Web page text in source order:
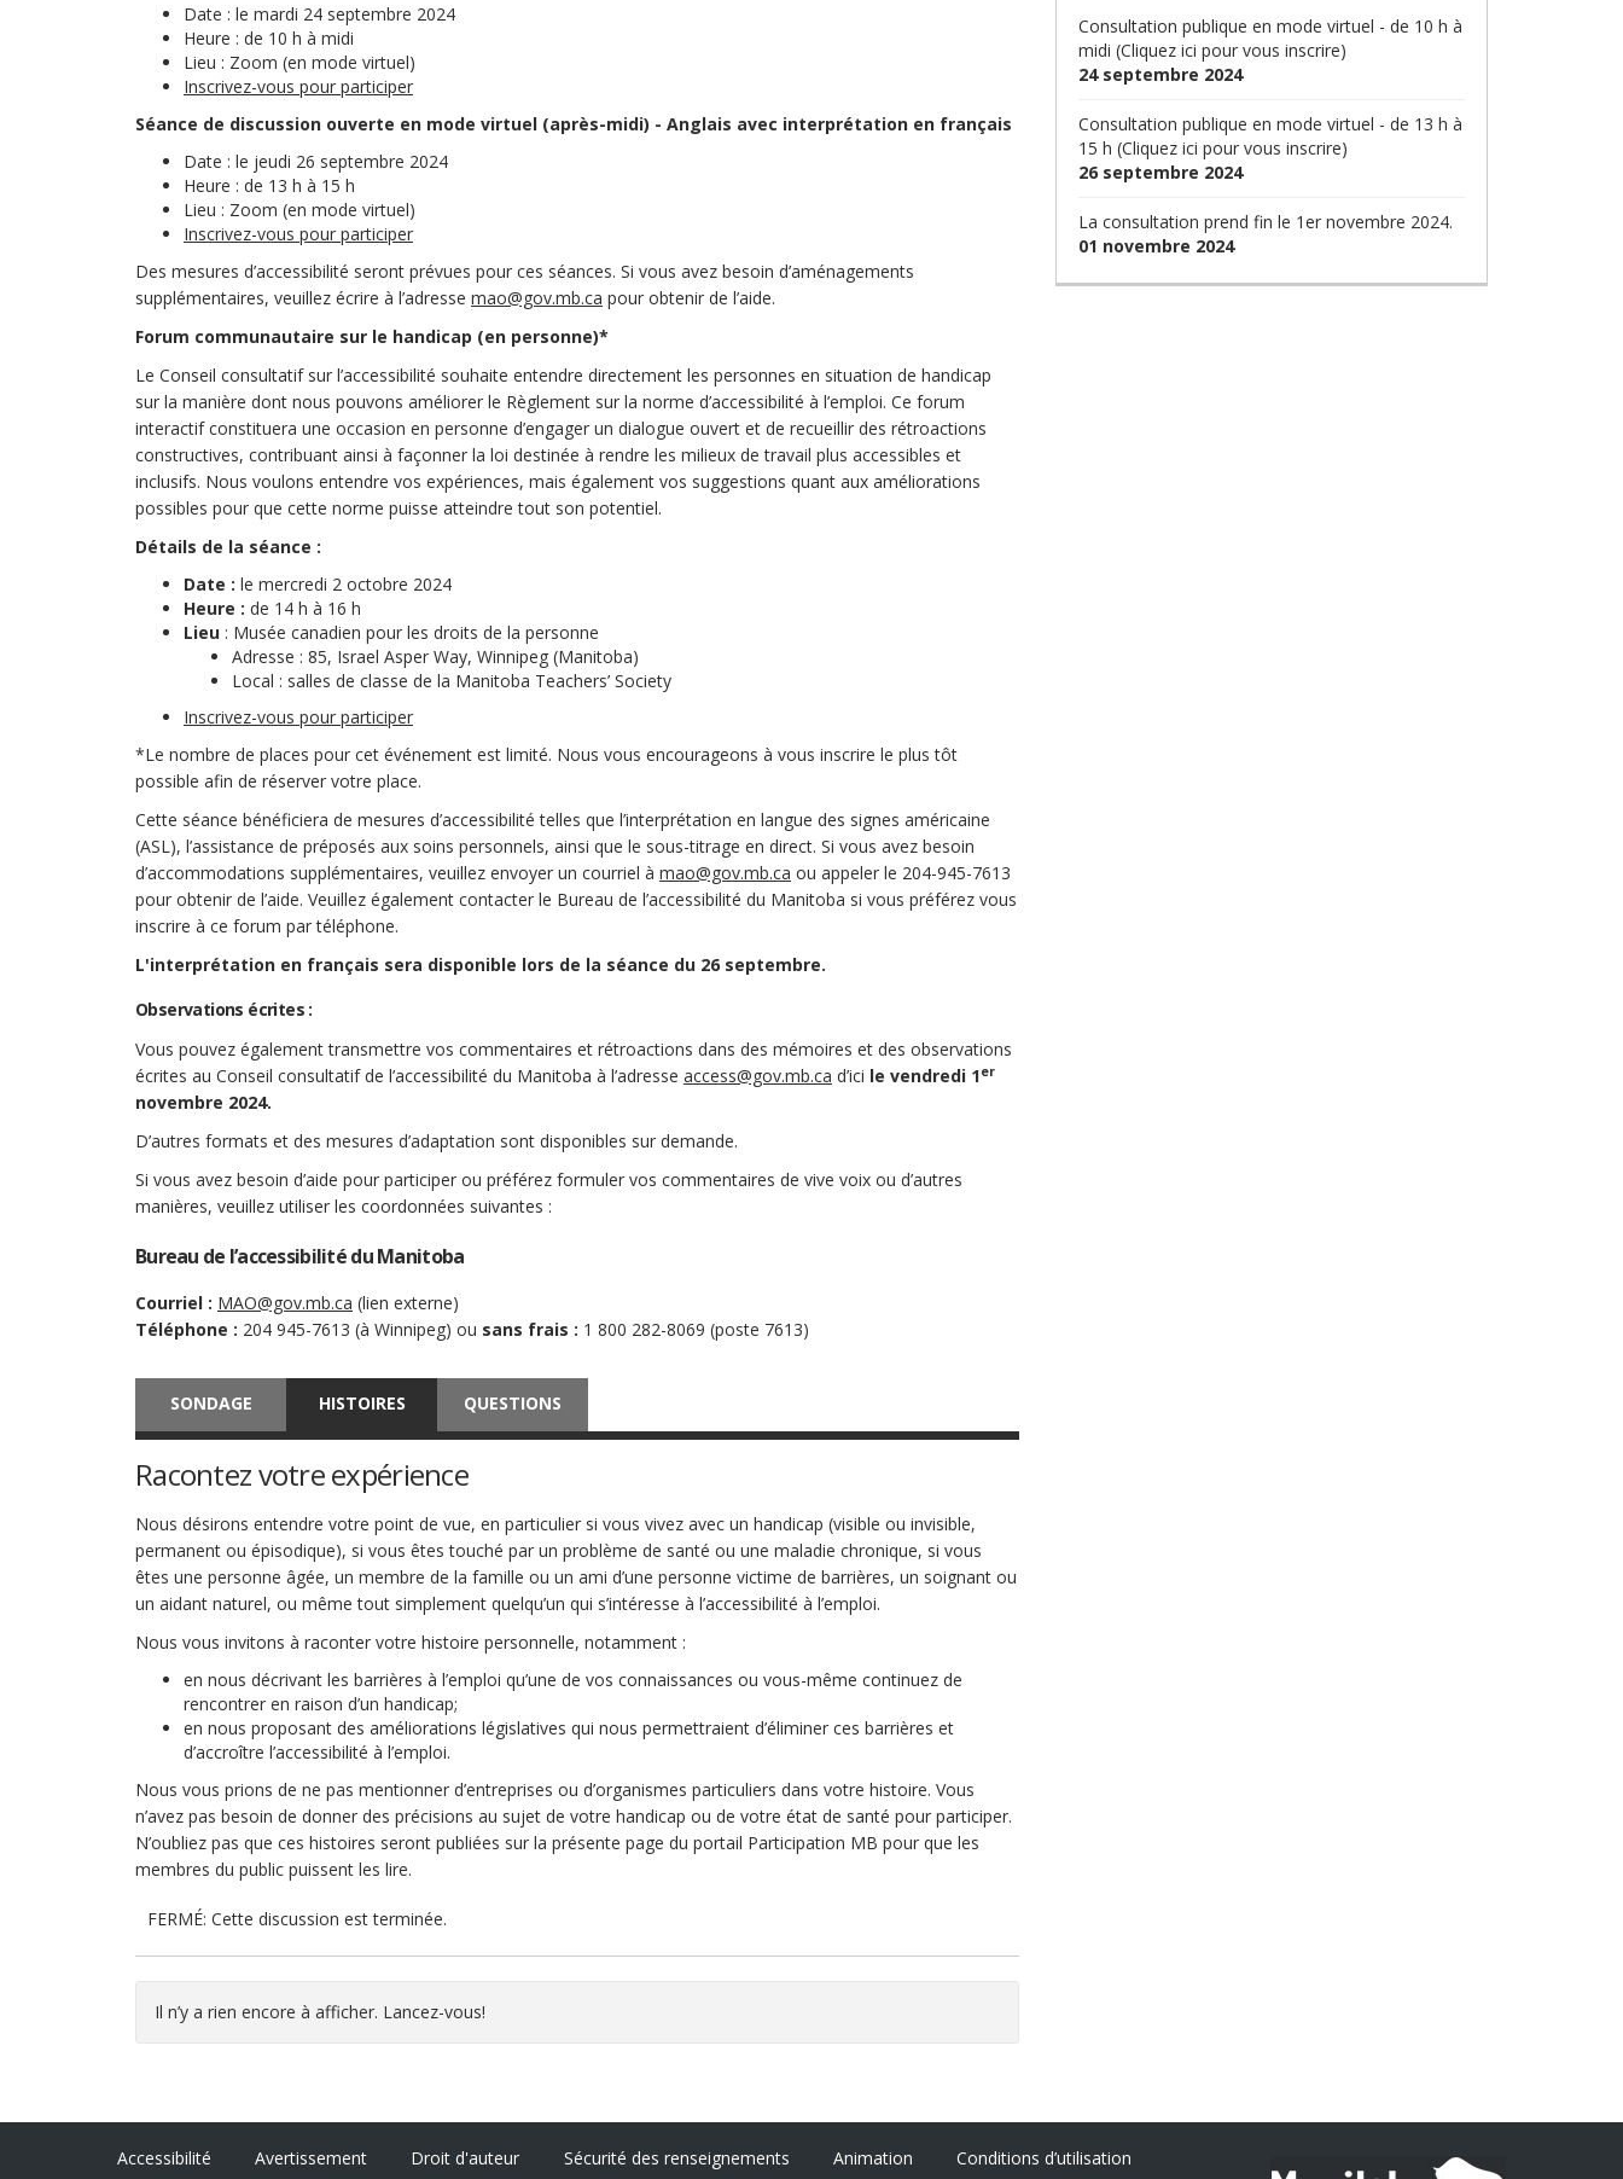
Date : le mardi 24 septembre 2024
Heure : de 10 h à midi
Lieu : Zoom (en mode virtuel)
Inscrivez-vous pour participer(Liens externes)
Séance de discussion ouverte en mode virtuel (après-midi) - Anglais avec interprétation en français
Date : le jeudi 26 septembre 2024
Heure : de 13 h à 15 h
Lieu : Zoom (en mode virtuel)
Inscrivez-vous pour participer(Liens externes)
Des mesures d’accessibilité seront prévues pour ces séances. Si vous avez besoin d’aménagements
supplémentaires, veuillez écrire à l’adresse mao@gov.mb.ca (Liens externes)
pour obtenir de l’aide.
Forum communautaire sur le handicap (en personne)*
Le Conseil consultatif sur l’accessibilité souhaite entendre directement les personnes en situation de handicap
sur la manière dont nous pouvons améliorer le Règlement sur la norme d’accessibilité à l’emploi. Ce forum
interactif constituera une occasion en personne d’engager un dialogue ouvert et de recueillir des rétroactions
constructives, contribuant ainsi à façonner la loi destinée à rendre les milieux de travail plus accessibles et
inclusifs. Nous voulons entendre vos expériences, mais également vos suggestions quant aux améliorations
possibles pour que cette norme puisse atteindre tout son potentiel.
Détails de la séance :
Date : le mercredi 2 octobre 2024
Heure : de 14 h à 16 h
Lieu : Musée canadien pour les droits de la personne
Adresse : 85, Israel Asper Way, Winnipeg (Manitoba)
Local : salles de classe de la Manitoba Teachers’ Society
Inscrivez-vous pour participer(Liens externes)
*Le nombre de places pour cet événement est limité. Nous vous encourageons à vous inscrire le plus tôt
possible afin de réserver votre place.
Cette séance bénéficiera de mesures d’accessibilité telles que l’interprétation en langue des signes américaine
(ASL), l’assistance de préposés aux soins personnels, ainsi que le sous-titrage en direct. Si vous avez besoin
d’accommodations supplémentaires, veuillez envoyer un courriel à mao@gov.mb.ca (Liens externes)
ou appeler le 204-945-7613
pour obtenir de l’aide. Veuillez également contacter le Bureau de l’accessibilité du Manitoba si vous préférez vous
inscrire à ce forum par téléphone.
L'interprétation en français sera disponible lors de la séance du 26 septembre.
Observations écrites :
Vous pouvez également transmettre vos commentaires et rétroactions dans des mémoires et des observations
écrites au Conseil consultatif de l’accessibilité du Manitoba à l’adresse access@gov.mb.ca (Liens externes)
d’ici le vendredi 1er
novembre 2024.
D’autres formats et des mesures d’adaptation sont disponibles sur demande.
Si vous avez besoin d’aide pour participer ou préférez formuler vos commentaires de vive voix ou d’autres
manières, veuillez utiliser les coordonnées suivantes :
Bureau de l’accessibilité du Manitoba
Courriel : MAO@gov.mb.ca (Liens externes)
(lien externe)
Téléphone : 204 945-7613 (à Winnipeg) ou sans frais : 1 800 282-8069 (poste 7613)
SONDAGE HISTOIRES QUESTIONS
Racontez votre expérience
Nous désirons entendre votre point de vue, en particulier si vous vivez avec un handicap (visible ou invisible,
permanent ou épisodique), si vous êtes touché par un problème de santé ou une maladie chronique, si vous
êtes une personne âgée, un membre de la famille ou un ami d’une personne victime de barrières, un soignant ou
un aidant naturel, ou même tout simplement quelqu’un qui s’intéresse à l’accessibilité à l’emploi.
Nous vous invitons à raconter votre histoire personnelle, notamment :
en nous décrivant les barrières à l’emploi qu’une de vos connaissances ou vous-même continuez de
rencontrer en raison d’un handicap;
en nous proposant des améliorations législatives qui nous permettraient d’éliminer ces barrières et
d’accroître l’accessibilité à l’emploi.
Nous vous prions de ne pas mentionner d’entreprises ou d’organismes particuliers dans votre histoire. Vous
n’avez pas besoin de donner des précisions au sujet de votre handicap ou de votre état de santé pour participer.
N’oubliez pas que ces histoires seront publiées sur la présente page du portail Participation MB pour que les
membres du public puissent les lire.
FERMÉ: Cette discussion est terminée.
Il n’y a rien encore à afficher. Lancez-vous!
Consultation publique en mode virtuel - de 10 h à
midi (Cliquez ici pour vous inscrire)
24 septembre 2024
Consultation publique en mode virtuel - de 13 h à
15 h (Cliquez ici pour vous inscrire)
26 septembre 2024
La consultation prend fin le 1er novembre 2024.
01 novembre 2024
Accessibilité Avertissement Droit d'auteur Sécurité des renseignements Animation Conditions d’utilisation